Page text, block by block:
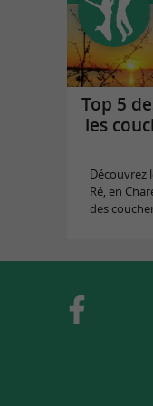
Top 5
les
Découvrez
Ré, en
des